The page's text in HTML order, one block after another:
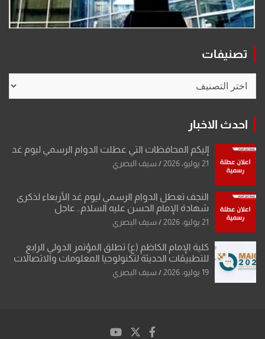
تصنيفات
احدث الاخبار
إليكم المحافظات التي عطلت الدوام الرسمي ليوم غد
21 يوليو، 2026 سيف البصري
النجف تعطل الدوام الرسمي ليوم غد الأربعاء لذكرى
شهادة الإمام الحسن عليه السلام.. عاجل
21 يوليو، 2026 سيف البصري
كلية الإمام الكاظم (ع) تطلق المؤتمر الدولي الرابع
للتطبيقات الحديثة لتكنولوجيا المعلومات والاتصالات
19 يوليو، 2026 سيف البصري